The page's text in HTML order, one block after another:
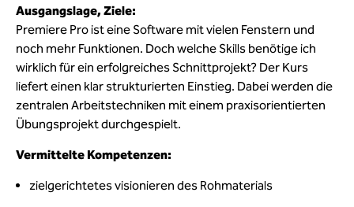
Ausgangslage, Ziele:
Premiere Pro ist eine Software mit vielen Fenstern und
noch mehr Funktionen. Doch welche Skills benötige ich
wirklich für ein erfolgreiches Schnittprojekt? Der Kurs
liefert einen klar strukturierten Einstieg. Dabei werden die
zentralen Arbeitstechniken mit einem praxisorientierten
Übungsprojekt durchgespielt.
Vermittelte Kompetenzen:
zielgerichtetes visionieren des Rohmaterials